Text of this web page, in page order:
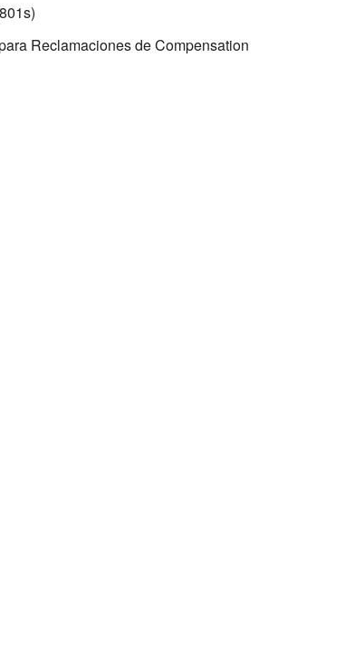
Reclamaciones de Compensation